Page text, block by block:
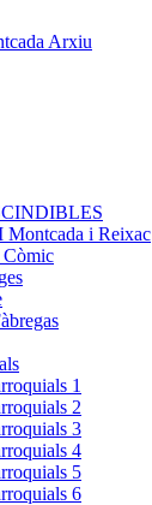
i Reixac
Còmic
1
2
3
4
5
6